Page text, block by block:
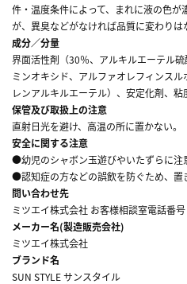
件・温度条件によって、まれに液の色
が、異臭などがなければ品質に変わりは
成分／分量
界面活性剤（30％、アルキルエーテル
ミンオキシド、アルファオレフィンス
レンアルキルエーテル）、安定化剤、粘
保管及び取扱上の注意
直射日光を避け、高温の所に置かない。
安全に関する注意
●幼児のシャボン玉遊びやいたずらに注
●認知症の方などの誤飲を防ぐため、置
問い合わせ先
ミツエイ株式会社 お客様相談室電話番
メーカー名(製造販売会社)
ミツエイ株式会社
ブランド名
SUN STYLE サンスタイル